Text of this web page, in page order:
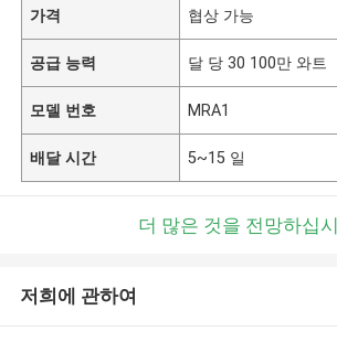
가격 협상 가능
공급 능력 달 당 30 100만 와트
모델 번호 MRA1
배달 시간 5~15 일
더 많은 것을 전망하십
저희에 관하여